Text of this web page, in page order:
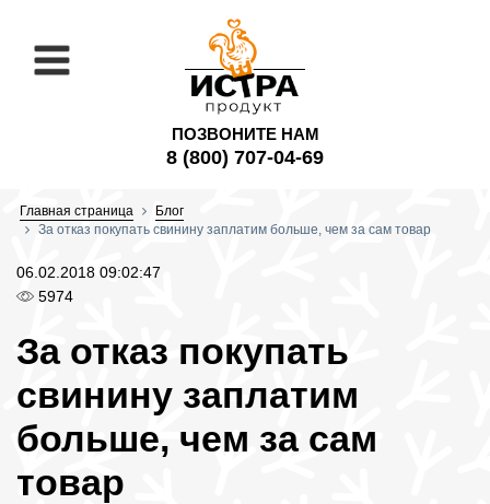
ПОЗВОНИТЕ НАМ
8 (800) 707-04-69
Главная страница
Блог
За отказ покупать свинину заплатим больше, чем за сам товар
06.02.2018 09:02:47
5974
За отказ покупать
свинину заплатим
больше, чем за сам
товар